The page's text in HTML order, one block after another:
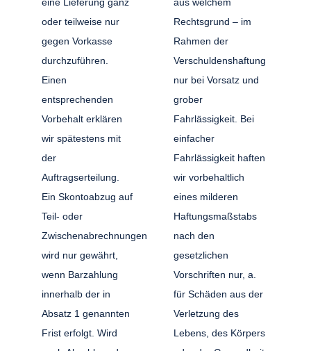
oder teilweise nur
gegen Vorkasse
durchzuführen.
Einen
entsprechenden
Vorbehalt erklären
wir spätestens mit
der
Auftragserteilung.
Ein Skontoabzug auf
Teil- oder
Zwischenabrechnungen
wird nur gewährt,
wenn Barzahlung
innerhalb der in
Absatz 1 genannten
Frist erfolgt. Wird
Rechtsgrund – im
Rahmen der
Verschuldenshaftung
nur bei Vorsatz und
grober
Fahrlässigkeit. Bei
einfacher
Fahrlässigkeit haften
wir vorbehaltlich
eines milderen
Haftungsmaßstabs
nach den
gesetzlichen
Vorschriften nur, a.
für Schäden aus der
Verletzung des
Lebens, des Körpers